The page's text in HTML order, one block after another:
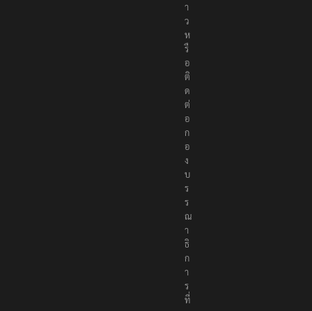
า
ว
ห
รื
อ
ติ
ด
ต่
อ
ก
อ
ง
บ
ร
ร
ณ
า
ธิ
ก
า
ร
ที่